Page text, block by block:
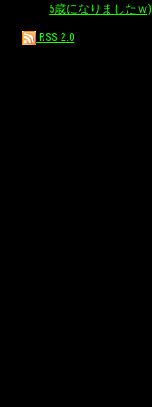
5歳になりましたｗ)
RSS 2.0